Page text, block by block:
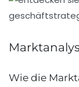
Wie die